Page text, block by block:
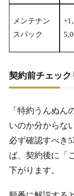
メンテナン
スパック
契約前チェック
「特約うんぬ
いのか分からな
必ず確認すべき
ば、契約後に「
下がります。